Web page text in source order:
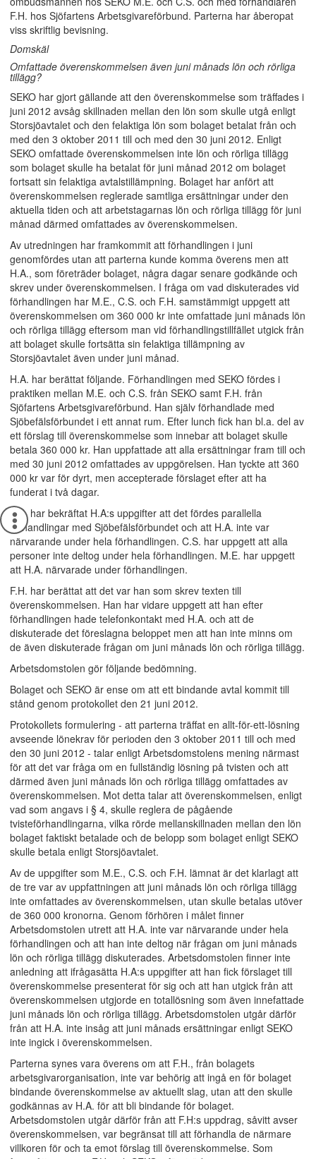
F.H. hos Sjöfartens Arbetsgivareförbund. Parterna har åberopat
viss skriftlig bevisning.
Domskäl
Omfattade överenskommelsen även juni månads lön och rörliga
tillägg?
SEKO har gjort gällande att den överenskommelse som träffades i
juni 2012 avsåg skillnaden mellan den lön som skulle utgå enligt
Storsjöavtalet och den felaktiga lön som bolaget betalat från och
med den 3 oktober 2011 till och med den 30 juni 2012. Enligt
SEKO omfattade överenskommelsen inte lön och rörliga tillägg
som bolaget skulle ha betalat för juni månad 2012 om bolaget
fortsatt sin felaktiga avtalstillämpning. Bolaget har anfört att
överenskommelsen reglerade samtliga ersättningar under den
aktuella tiden och att arbetstagarnas lön och rörliga tillägg för juni
månad därmed omfattades av överenskommelsen.
Av utredningen har framkommit att förhandlingen i juni
genomfördes utan att parterna kunde komma överens men att
H.A., som företräder bolaget, några dagar senare godkände och
skrev under överenskommelsen. I fråga om vad diskuterades vid
förhandlingen har M.E., C.S. och F.H. samstämmigt uppgett att
överenskommelsen om 360 000 kr inte omfattade juni månads lön
och rörliga tillägg eftersom man vid förhandlingstillfället utgick från
att bolaget skulle fortsätta sin felaktiga tillämpning av
Storsjöavtalet även under juni månad.
H.A. har berättat följande. Förhandlingen med SEKO fördes i
praktiken mellan M.E. och C.S. från SEKO samt F.H. från
Sjöfartens Arbetsgivareförbund. Han själv förhandlade med
Sjöbefälsförbundet i ett annat rum. Efter lunch fick han bl.a. del av
ett förslag till överenskommelse som innebar att bolaget skulle
betala 360 000 kr. Han uppfattade att alla ersättningar fram till och
med 30 juni 2012 omfattades av uppgörelsen. Han tyckte att 360
000 kr var för dyrt, men accepterade förslaget efter att ha
funderat i två dagar.
F.H. har bekräftat H.A:s uppgifter att det fördes parallella
förhandlingar med Sjöbefälsförbundet och att H.A. inte var
närvarande under hela förhandlingen. C.S. har uppgett att alla
personer inte deltog under hela förhandlingen. M.E. har uppgett
att H.A. närvarade under förhandlingen.
F.H. har berättat att det var han som skrev texten till
överenskommelsen. Han har vidare uppgett att han efter
förhandlingen hade telefonkontakt med H.A. och att de
diskuterade det föreslagna beloppet men att han inte minns om
de även diskuterade frågan om juni månads lön och rörliga tillägg.
Arbetsdomstolen gör följande bedömning.
Bolaget och SEKO är ense om att ett bindande avtal kommit till
stånd genom protokollet den 21 juni 2012.
Protokollets formulering - att parterna träffat en allt-för-ett-lösning
avseende lönekrav för perioden den 3 oktober 2011 till och med
den 30 juni 2012 - talar enligt Arbetsdomstolens mening närmast
för att det var fråga om en fullständig lösning på tvisten och att
därmed även juni månads lön och rörliga tillägg omfattades av
överenskommelsen. Mot detta talar att överenskommelsen, enligt
vad som angavs i § 4, skulle reglera de pågående
tvisteförhandlingarna, vilka rörde mellanskillnaden mellan den lön
bolaget faktiskt betalade och de belopp som bolaget enligt SEKO
skulle betala enligt Storsjöavtalet.
Av de uppgifter som M.E., C.S. och F.H. lämnat är det klarlagt att
de tre var av uppfattningen att juni månads lön och rörliga tillägg
inte omfattades av överenskommelsen, utan skulle betalas utöver
de 360 000 kronorna. Genom förhören i målet finner
Arbetsdomstolen utrett att H.A. inte var närvarande under hela
förhandlingen och att han inte deltog när frågan om juni månads
lön och rörliga tillägg diskuterades. Arbetsdomstolen finner inte
anledning att ifrågasätta H.A:s uppgifter att han fick förslaget till
överenskommelse presenterat för sig och att han utgick från att
överenskommelsen utgjorde en totallösning som även innefattade
juni månads lön och rörliga tillägg. Arbetsdomstolen utgår därför
från att H.A. inte insåg att juni månads ersättningar enligt SEKO
inte ingick i överenskommelsen.
Parterna synes vara överens om att F.H., från bolagets
arbetsgivarorganisation, inte var behörig att ingå en för bolaget
bindande överenskommelse av aktuellt slag, utan att den skulle
godkännas av H.A. för att bli bindande för bolaget.
Arbetsdomstolen utgår därför från att F.H:s uppdrag, såvitt avser
överenskommelsen, var begränsat till att förhandla de närmare
villkoren för och ta emot förslag till överenskommelse. Som